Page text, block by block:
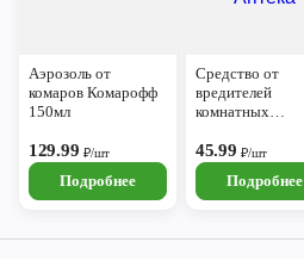
Аэрозоль от
комаров Комарофф
150мл
129.99 ₽/шт
Подробнее
Средство от
вредителей
комнатных
8стрел Зеленая
Аптека
45.99₽/шт
Подробнее